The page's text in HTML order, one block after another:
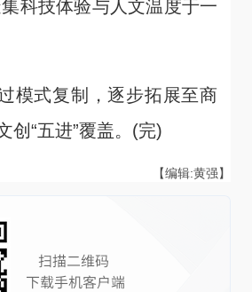
科技体验与人文温度于一
式复制，逐步拓展至商
创“五进”覆盖。(完)
【编辑:黄强】